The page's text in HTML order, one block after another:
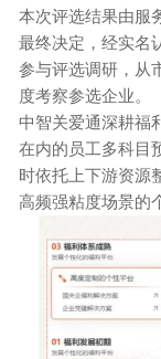
本次评选结果由服
最终决定，经实名
参与评选调研，从
度考察参选企业。
中智关爱通深耕福
在内的员工多科目
时依托上下游资源
高频强粘度场景的